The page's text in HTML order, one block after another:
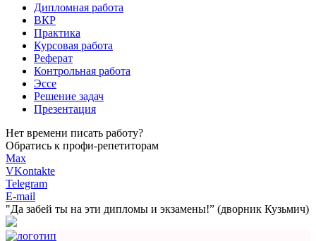
Дипломная работа
ВКР
Практика
Курсовая работа
Реферат
Контрольная работа
Эссе
Решение задач
Презентация
Нет времени писать работу?
Обратись к профи-репетиторам
Max
VKontakte
Telegram
E-mail
"Да забей ты на эти дипломы и экзамены!” (дворник Кузьмич)